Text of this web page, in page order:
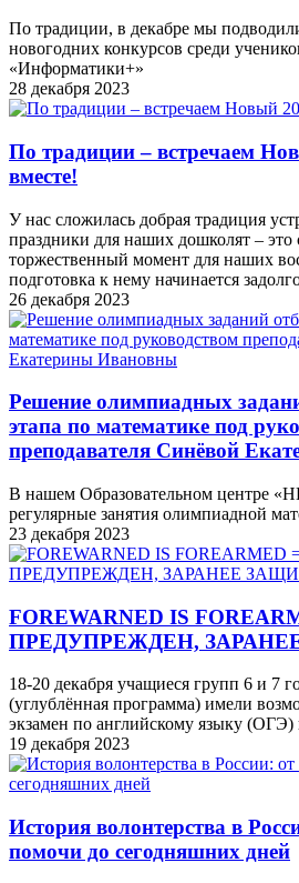
По традиции, в декабре мы
новогодних конкурсов среди
«Информатики+»
28 декабря 2023
По традиции – встречаем
вместе!
У нас сложилась добрая традиция
праздники для наших дошколят –
торжественный момент для наших
подготовка к нему начинается
26 декабря 2023
Решение олимпиадных
этапа по математике под
преподавателя Синёвой
В нашем Образовательном центре
регулярные занятия олимпиадной
23 декабря 2023
FOREWARNED IS
ПРЕДУПРЕЖДЕН,
18-20 декабря учащиеся групп 6 и 7
(углублённая программа) имели
экзамен по английскому языку (ОГЭ)
19 декабря 2023
История волонтерства в
помочи до сегодняшних дней